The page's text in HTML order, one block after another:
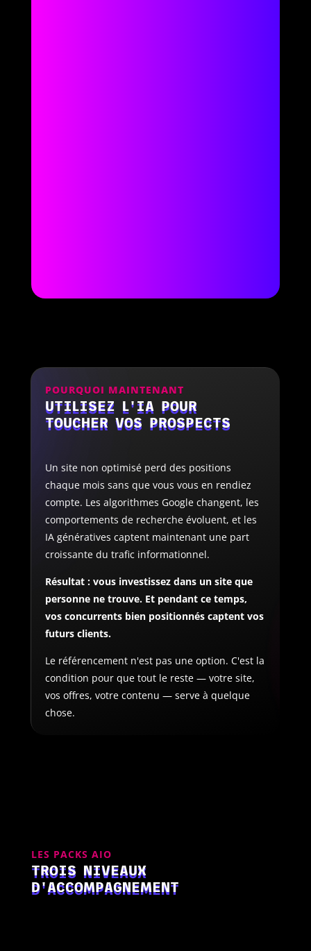
POURQUOI MAINTENANT
UTILISEZ L'IA POUR
TOUCHER VOS PROSPECTS
Un site non optimisé perd des positions
chaque mois sans que vous vous en rendiez
compte. Les algorithmes Google changent, les
comportements de recherche évoluent, et les
IA génératives captent maintenant une part
croissante du trafic informationnel.
Résultat : vous investissez dans un site que
personne ne trouve. Et pendant ce temps,
vos concurrents bien positionnés captent vos
futurs clients.
Le référencement n'est pas une option. C'est la
condition pour que tout le reste — votre site,
vos offres, votre contenu — serve à quelque
chose.
LES PACKS AIO
TROIS NIVEAUX
D'ACCOMPAGNEMENT